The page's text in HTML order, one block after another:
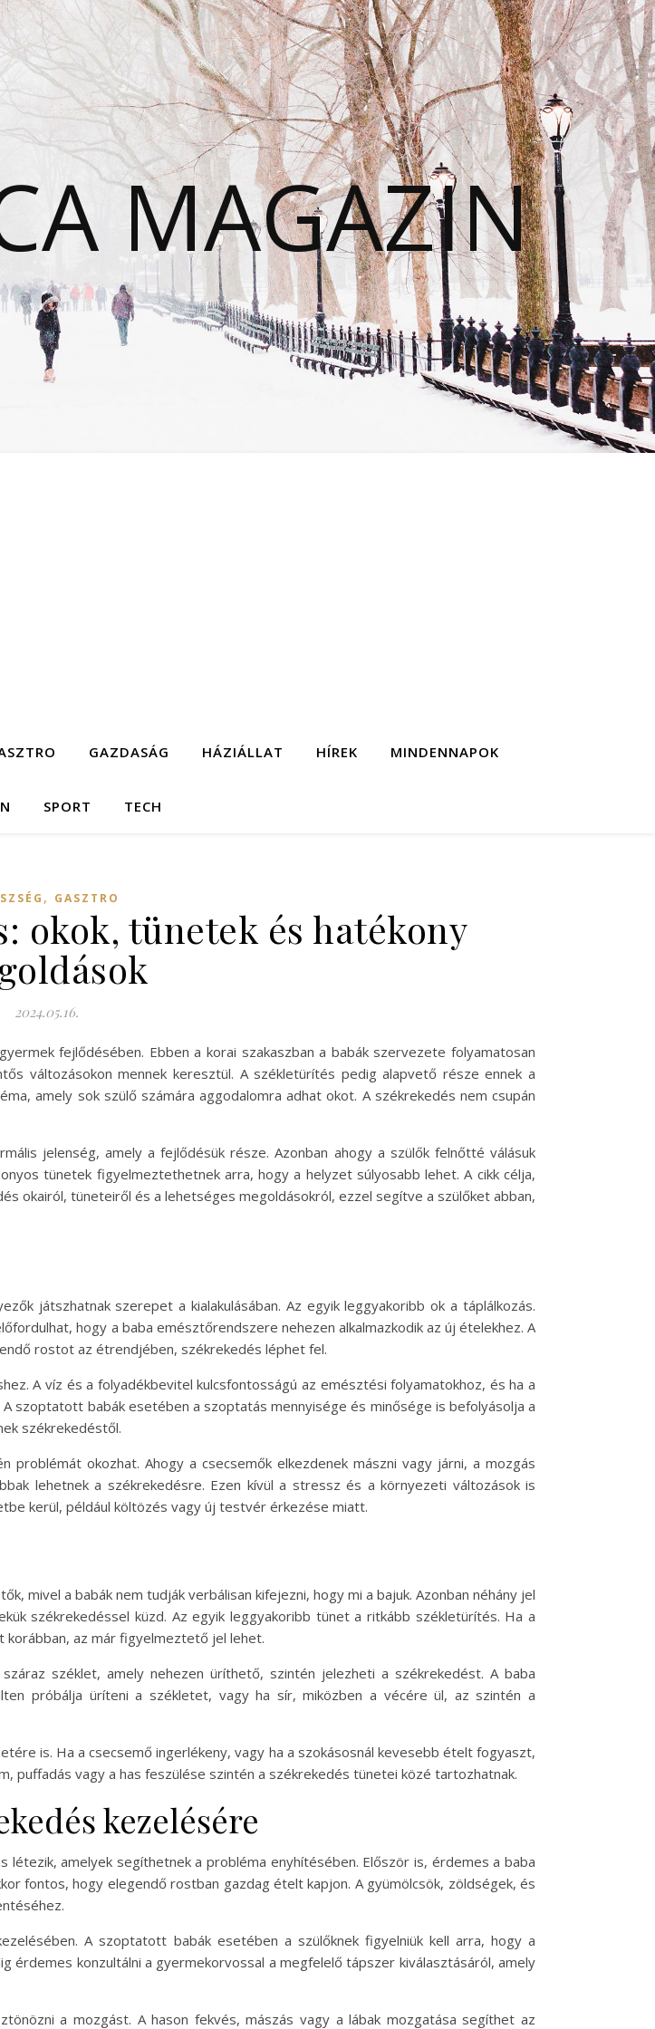
MAGAZIN
GAZDASÁG HÁZIÁLLAT HÍREK MINDENNAPOK
SPORT TECH
, GASZTRO
okok, tünetek és hatékony
2024.05.16.
fejlődésében. Ebben a korai szakaszban a babák szervezete folyamatosan
változásokon mennek keresztül. A székletürítés pedig alapvető része ennek a
amely sok szülő számára aggodalomra adhat okot. A székrekedés nem csupán
jelenség, amely a fejlődésük része. Azonban ahogy a szülők felnőtté válásuk
tünetek figyelmeztethetnek arra, hogy a helyzet súlyosabb lehet. A cikk célja,
okairól, tüneteiről és a lehetséges megoldásokról, ezzel segítve a szülőket abban,
játszhatnak szerepet a kialakulásában. Az egyik leggyakoribb ok a táplálkozás.
hogy a baba emésztőrendszere nehezen alkalmazkodik az új ételekhez. A
rostot az étrendjében, székrekedés léphet fel.
A víz és a folyadékbevitel kulcsfontosságú az emésztési folyamatokhoz, és ha a
szoptatott babák esetében a szoptatás mennyisége és minősége is befolyásolja a
székrekedéstől.
problémát okozhat. Ahogy a csecsemők elkezdenek mászni vagy járni, a mozgás
lehetnek a székrekedésre. Ezen kívül a stressz és a környezeti változások is
kerül, például költözés vagy új testvér érkezése miatt.
mivel a babák nem tudják verbálisan kifejezni, hogy mi a bajuk. Azonban néhány jel
székrekedéssel küzd. Az egyik leggyakoribb tünet a ritkább székletürítés. Ha a
korábban, az már figyelmeztető jel lehet.
széklet, amely nehezen üríthető, szintén jelezheti a székrekedést. A baba
próbálja üríteni a székletet, vagy ha sír, miközben a vécére ül, az szintén a
is. Ha a csecsemő ingerlékeny, vagy ha a szokásosnál kevesebb ételt fogyaszt,
puffadás vagy a has feszülése szintén a székrekedés tünetei közé tartozhatnak.
kezelésére
amelyek segíthetnek a probléma enyhítésében. Először is, érdemes a baba
fontos, hogy elegendő rostban gazdag ételt kapjon. A gyümölcsök, zöldségek, és
A szoptatott babák esetében a szülőknek figyelniük kell arra, hogy a
konzultálni a gyermekorvossal a megfelelő tápszer kiválasztásáról, amely
a mozgást. A hason fekvés, mászás vagy a lábak mozgatása segíthet az